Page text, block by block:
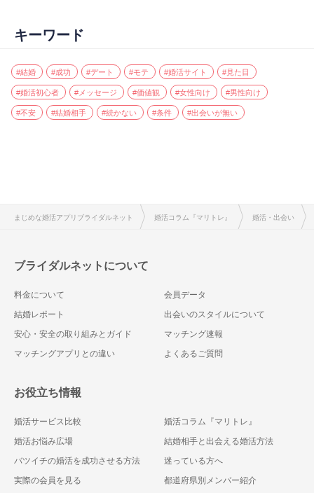
キーワード
#結婚 #成功 #デート #モテ #婚活サイト #見た目
#婚活初心者 #メッセージ #価値観 #女性向け #男性向け
#不安 #結婚相手 #続かない #条件 #出会いが無い
まじめな婚活アプリブライダルネット 婚活コラム『マリトレ』 婚活・出会い
ブライダルネットについて
料金について
会員データ
結婚レポート
出会いのスタイルについて
安心・安全の取り組みとガイド
マッチング速報
マッチングアプリとの違い
よくあるご質問
お役立ち情報
婚活サービス比較
婚活コラム『マリトレ』
婚活お悩み広場
結婚相手と出会える婚活方法
バツイチの婚活を成功させる方法
迷っている方へ
実際の会員を見る
都道府県別メンバー紹介